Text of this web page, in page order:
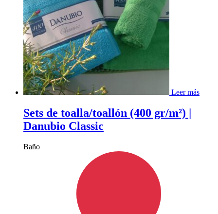
Leer más
Sets de toalla/toallón (400 gr/m²) |
Danubio Classic
Baño